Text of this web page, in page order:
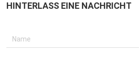
HINTERLASS EINE NACHRICHT